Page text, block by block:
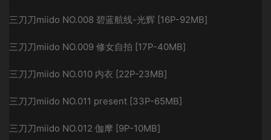
三刀刀miido NO.008 碧蓝航线-光辉 [16P-92MB]
三刀刀miido NO.009 修女自拍 [17P-40MB]
三刀刀miido NO.010 内衣 [22P-23MB]
三刀刀miido NO.011 present [33P-65MB]
三刀刀miido NO.012 伽摩 [9P-10MB]